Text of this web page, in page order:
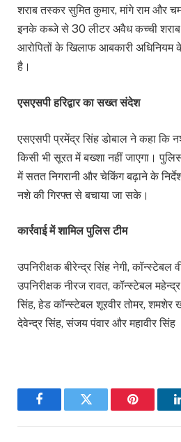
शराब तस्कर सुमित कुमार, मांगे राम और
इनके कब्जे से 30 लीटर अवैध कच्ची शराब
आरोपितों के खिलाफ आबकारी अधिनियम
है।
एसएसपी हरिद्वार का सख्त संदेश
एसएसपी प्रमेंद्र सिंह डोबाल ने कहा कि
किसी भी सूरत में बख्शा नहीं जाएगा।
में सतत निगरानी और चेकिंग बढ़ाने के
नशे की गिरफ्त से बचाया जा सके।
कार्रवाई में शामिल पुलिस टीम
उपनिरीक्षक बीरेन्द्र सिंह नेगी, कॉन्स्टेबल
उपनिरीक्षक नीरज रावत, कॉन्स्टेबल
सिंह, हेड कॉन्स्टेबल शूरवीर तोमर, शमशेर
देवेन्द्र सिंह, संजय पंवार और महावीर सिंह
FacebookTwitter Pinterest